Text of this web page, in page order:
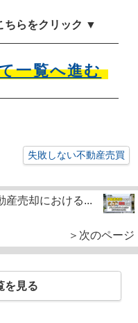
ちらをクリック ▼
一覧へ進む
失敗しない不動産売買
産売却における...
＞次のページ
を見る